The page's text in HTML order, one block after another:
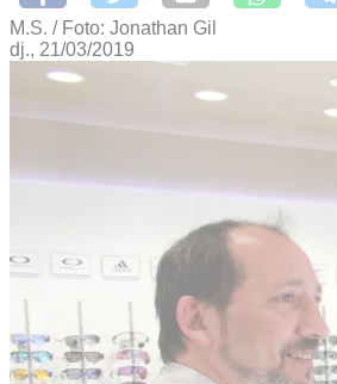
M.S. / Foto: Jonathan Gil
dj., 21/03/2019